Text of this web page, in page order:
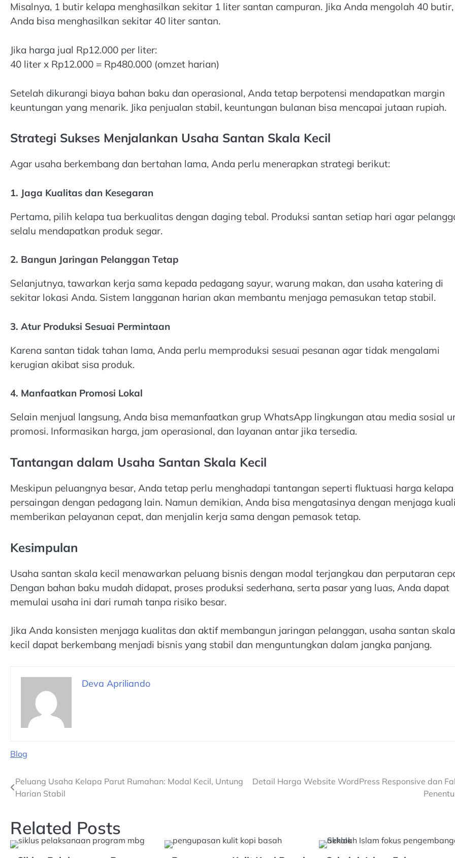
Misalnya, 1 butir kelapa menghasilkan sekitar 1 liter santan campuran. Jika Anda mengolah 40 butir,
Anda bisa menghasilkan sekitar 40 liter santan.
Jika harga jual Rp12.000 per liter:
40 liter x Rp12.000 = Rp480.000 (omzet harian)
Setelah dikurangi biaya bahan baku dan operasional, Anda tetap berpotensi mendapatkan margin
keuntungan yang menarik. Jika penjualan stabil, keuntungan bulanan bisa mencapai jutaan rupiah.
Strategi Sukses Menjalankan Usaha Santan Skala Kecil
Agar usaha berkembang dan bertahan lama, Anda perlu menerapkan strategi berikut:
1. Jaga Kualitas dan Kesegaran
Pertama, pilih kelapa tua berkualitas dengan daging tebal. Produksi santan setiap hari agar
selalu mendapatkan produk segar.
2. Bangun Jaringan Pelanggan Tetap
Selanjutnya, tawarkan kerja sama kepada pedagang sayur, warung makan, dan usaha katering di
sekitar lokasi Anda. Sistem langganan harian akan membantu menjaga pemasukan tetap stabil.
3. Atur Produksi Sesuai Permintaan
Karena santan tidak tahan lama, Anda perlu memproduksi sesuai pesanan agar tidak mengalami
kerugian akibat sisa produk.
4. Manfaatkan Promosi Lokal
Selain menjual langsung, Anda bisa memanfaatkan grup WhatsApp lingkungan atau media sosial
promosi. Informasikan harga, jam operasional, dan layanan antar jika tersedia.
Tantangan dalam Usaha Santan Skala Kecil
Meskipun peluangnya besar, Anda tetap perlu menghadapi tantangan seperti fluktuasi harga
persaingan dengan pedagang lain. Namun demikian, Anda bisa mengatasinya dengan menjaga
memberikan pelayanan cepat, dan menjalin kerja sama dengan pemasok tetap.
Kesimpulan
Usaha santan skala kecil menawarkan peluang bisnis dengan modal terjangkau dan perputaran
Dengan bahan baku mudah didapat, proses produksi sederhana, serta pasar yang luas, Anda dapat
memulai usaha ini dari rumah tanpa risiko besar.
Jika Anda konsisten menjaga kualitas dan aktif membangun jaringan pelanggan, usaha santan skala
kecil dapat berkembang menjadi bisnis yang stabil dan menguntungkan dalam jangka panjang.
Deva Apriliando
Blog
Navigasi
Peluang Usaha Kelapa Parut Rumahan: Modal Kecil, Untung
Harian Stabil
Detail Harga Website WordPress Responsive dan
Related Posts